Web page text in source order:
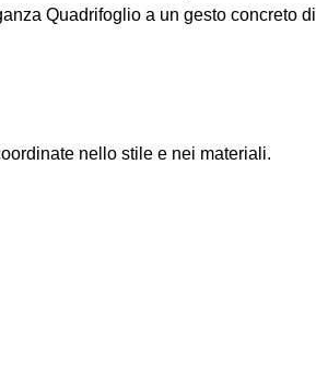
Quadrifoglio a un gesto concreto di
nello stile e nei materiali.